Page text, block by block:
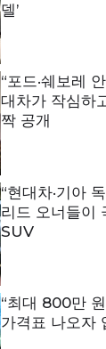
델’
“포드·쉐보레
대차가 작심하
짝 공개
“현대차·기아
리드 오너들이
SUV
“최대 800만
가격표 나오자